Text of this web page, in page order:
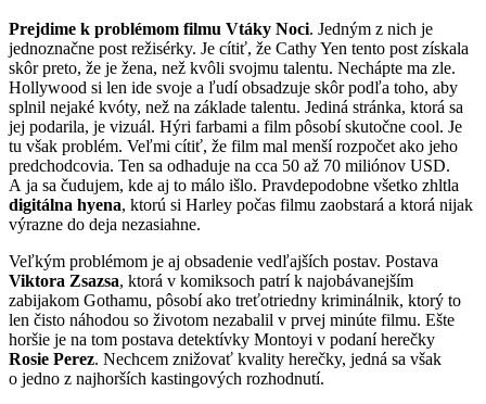
Prejdime k problémom filmu Vtáky Noci. Jedným z nich je
jednoznačne post režisérky. Je cítiť, že Cathy Yen tento post získala
skôr preto, že je žena, než kvôli svojmu talentu. Nechápte ma zle.
Hollywood si len ide svoje a ľudí obsadzuje skôr podľa toho, aby
splnil nejaké kvóty, než na základe talentu. Jediná stránka, ktorá sa
jej podarila, je vizuál. Hýri farbami a film pôsobí skutočne cool. Je
tu však problém. Veľmi cítiť, že film mal menší rozpočet ako jeho
predchodcovia. Ten sa odhaduje na cca 50 až 70 miliónov USD.
A ja sa čudujem, kde aj to málo išlo. Pravdepodobne všetko zhltla
digitálna hyena, ktorú si Harley počas filmu zaobstará a ktorá nijak
výrazne do deja nezasiahne.
Veľkým problémom je aj obsadenie vedľajších postav. Postava
Viktora Zsazsa, ktorá v komiksoch patrí k najobávanejším
zabijakom Gothamu, pôsobí ako treťotriedny kriminálnik, ktorý to
len čisto náhodou so životom nezabalil v prvej minúte filmu. Ešte
horšie je na tom postava detektívky Montoyi v podaní herečky
Rosie Perez. Nechcem znižovať kvality herečky, jedná sa však
o jedno z najhorších kastingových rozhodnutí.